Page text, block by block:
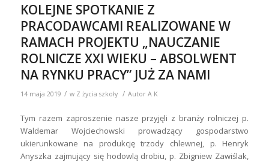
KOLEJNE SPOTKANIE Z
PRACODAWCAMI REALIZOWANE W
RAMACH PROJEKTU „NAUCZANIE
ROLNICZE XXI WIEKU – ABSOLWENT
NA RYNKU PRACY” JUŻ ZA NAMI
14 maja 2019 / w Z życia szkoły / Autor A K
Tym razem zaproszenie nasze przyjęli z branży rolniczej p.
Waldemar Wojciechowski prowadzący gospodarstwo
ukierunkowane na produkcję trzody chlewnej, p. Henryk
Anyszka zajmujący się hodowlą drobiu, p. Zbigniew Zawiślak,